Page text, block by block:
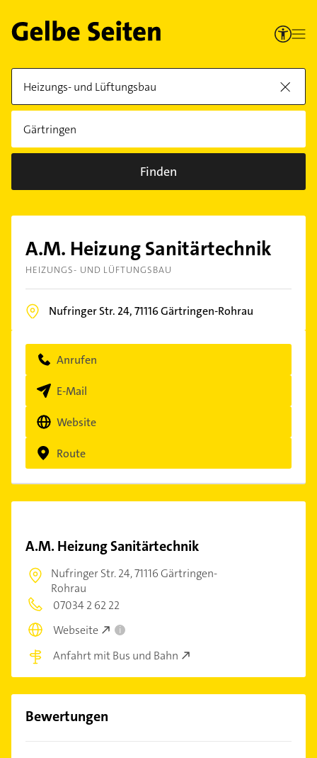
Finden
A.M. Heizung Sanitärtechnik
HEIZUNGS- UND LÜFTUNGSBAU
Nufringer Str. 24,71116Gärtringen-Rohrau
Anrufen
E-Mail
Website
Route
A.M. Heizung Sanitärtechnik
Nufringer Str. 24,71116 Gärtringen-
Rohrau
07034 2 62 22
Webseite
i
Anfahrt mit Bus und Bahn
Bewertungen